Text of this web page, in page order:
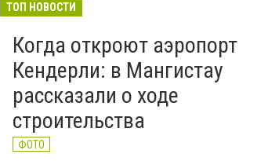
ТОП НОВОСТИ
Когда откроют аэропорт
Кендерли: в Мангистау
рассказали о ходе
строительства
ФОТО